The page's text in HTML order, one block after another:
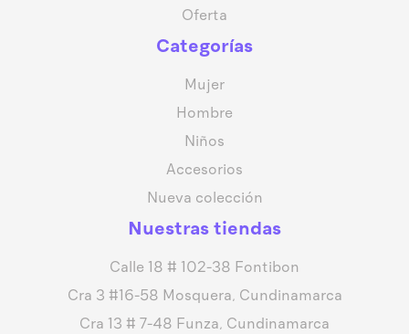
Oferta
Categorías
Mujer
Hombre
Niños
Accesorios
Nueva colección
Nuestras tiendas
Calle 18 # 102-38 Fontibon
Cra 3 #16-58 Mosquera, Cundinamarca
Cra 13 # 7-48 Funza, Cundinamarca